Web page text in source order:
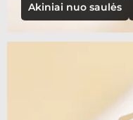
Akiniai nuo saulės